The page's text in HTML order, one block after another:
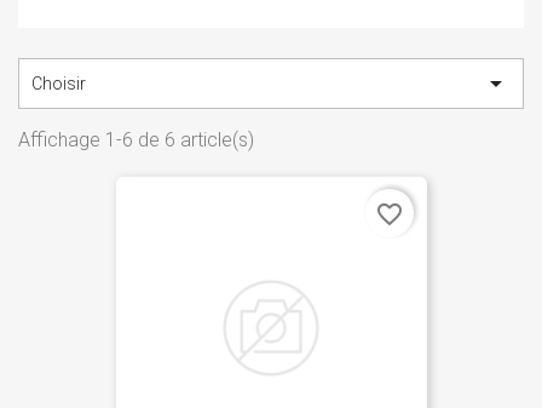
Choisir 
Affichage 1-6 de 6 article(s)
favorite_border